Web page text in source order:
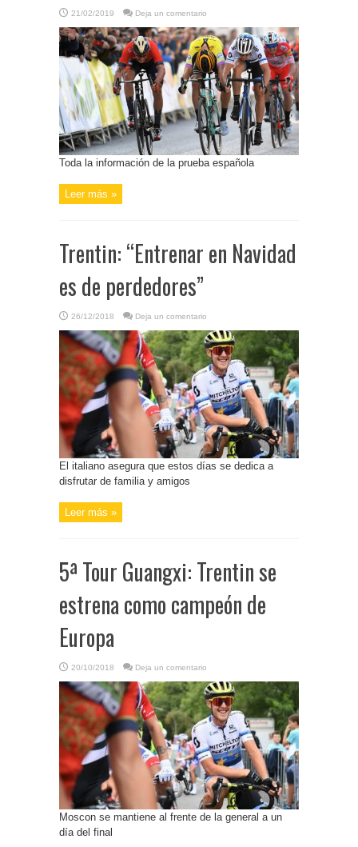
21/02/2019 Deja un comentario
Toda la información de la prueba española
Leer más »
Trentin: “Entrenar en Navidad
es de perdedores”
26/12/2018 Deja un comentario
El italiano asegura que estos días se dedica a
disfrutar de familia y amigos
Leer más »
5ª Tour Guangxi: Trentin se
estrena como campeón de
Europa
20/10/2018 Deja un comentario
Moscon se mantiene al frente de la general a un
día del final